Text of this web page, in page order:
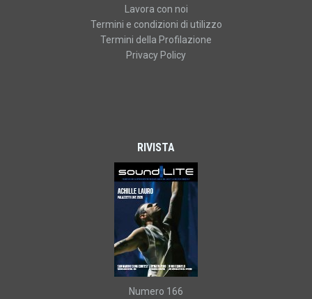
Lavora con noi
Termini e condizioni di utilizzo
Termini della Profilazione
Privacy Policy
RIVISTA
Numero 166